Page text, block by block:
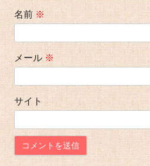
名前※
メール※
サイト